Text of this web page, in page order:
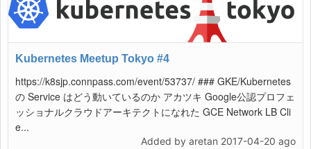
Kubernetes Meetup Tokyo #4
https://k8sjp.connpass.com/event/53737/ ### GKE/Kubernetes
の Service はどう動いているのか アカツキ Google公認プロフェ
ッショナルクラウドアーキテクトになれた GCE Network LB Cli
e...
Added by aretan 2017-04-20 ago